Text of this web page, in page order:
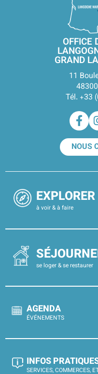
OFFICE
GRAND
11
Tél. +33
NOUS
EXPLORER
à voir & à faire
se loger & se restaurer
AGENDA
ÉVÉNEMENTS
INFOS
SERVICES, COMMERCES,